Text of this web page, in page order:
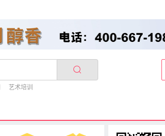
艺术培训